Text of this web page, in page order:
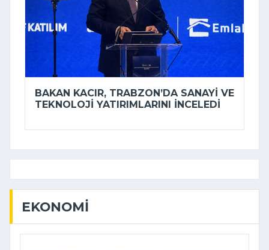
BAKAN KACIR, TRABZON’DA SANAYI VE
TEKNOLOJI YATIRIMLARINI INCELEDI
EKONOMI